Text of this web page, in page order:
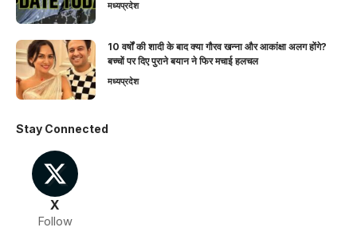
मध्यप्रदेश
10 वर्षों की शादी के बाद क्या गौरव खन्ना और आकांक्षा अलग होंगे?
बच्चों पर दिए पुराने बयान ने फिर मचाई हलचल
मध्यप्रदेश
Stay Connected
X
Follow